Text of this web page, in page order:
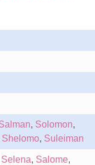
, Solomon,
Shelomo, Suleiman
Selena, Salome,